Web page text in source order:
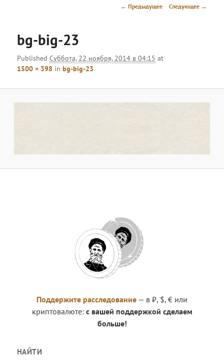
Навигация
← Предыдущее Следующее →
bg-big-23
PublishedСуббота, 22 ноября, 2014 в 04:15 at
1500 × 398 inbg-big-23
Поддержите расследование — в ₽, $, € или
криптовалюте: с вашей поддержкой сделаем
больше!
НАЙТИ